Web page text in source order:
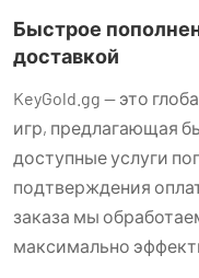
Быстрое
доставкой
KeyGold.gg — это
игр, предлагающая
доступные услуги
подтверждения
заказа мы
максимально